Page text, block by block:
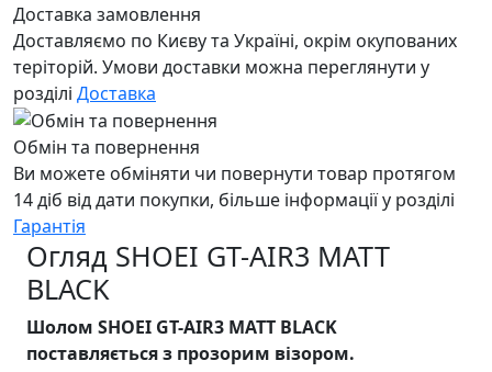
Доставка замовлення
Доставляємо по Києву та Україні, окрім окупованих
теріторій. Умови доставки можна переглянути у
розділі Доставка
Обмін та повернення
Ви можете обміняти чи повернути товар протягом
14 діб від дати покупки, більше інформації у розділі
Гарантія
Огляд SHOEI GT-AIR3 MATT
BLACK
Шолом SHOEI GT-AIR3 MATT BLACK
поставляється з прозорим візором.